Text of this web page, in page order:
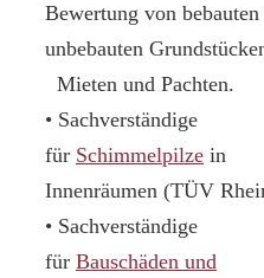
Bewertung von
unbebauten
Mieten und Pachten.
• Sachverständige
für Schimmelpilze in
Innenräumen (TÜV
• Sachverständige
für Bauschäden und